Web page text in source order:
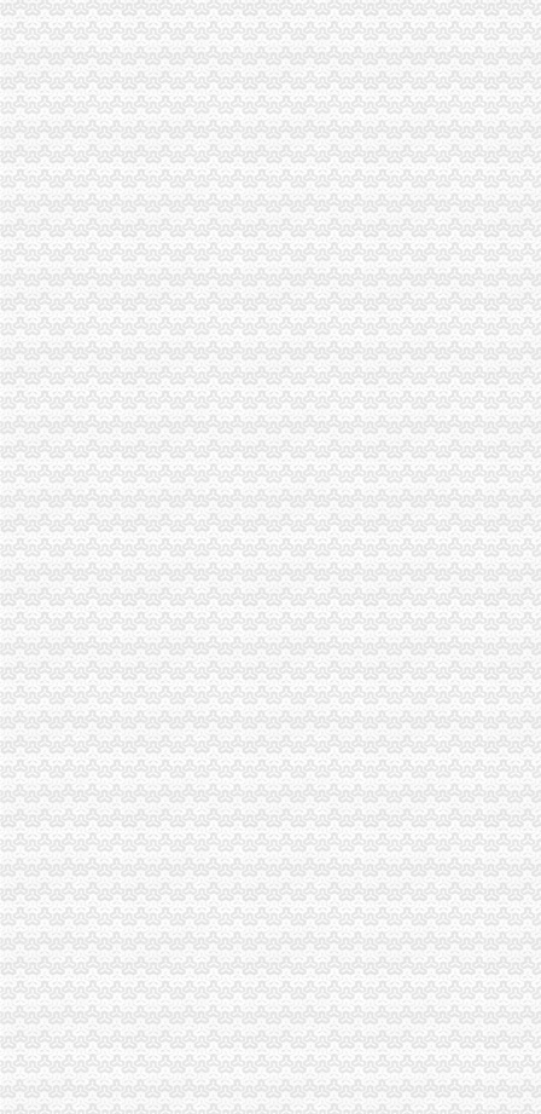
歌乐山办税务登记证
重庆澳新材料股份有限公司法律意见书_澳新材（）_公告
市民大厅信息大全_平台事件_互金知识_网贷之家
分类广告——凤凰房产北京
武汉民防办地震监测台站远程品牌监控报系统建设项目竞争谈判公
教授杨玲斌福建省霞浦县实验幼儿园副园长-城乡/园林规划-图宝贝文档
大学城办税务登记证
小企业开业办理税务登记需要知道的常识_第1页_四川大学生论坛_院校
北京芍居会计服务、办理税务登记-北京58同城
成都,点燃创业激的地方_滚动_中国网
【石家庄城角税务登记|税务登记证办理|代理税务登记】-石家庄赶集网
宜宾临港开发区大学城职业教育基地-四川理工学院白酒学院项目（二
磁器口办税务登记证
北京办理注册有限公司流程
【办理组织机构代码证、办理税务登记证】-朝大望路易登网
办理税务登记证注销你只需要了解2点_税务登记证注销_税务登记证注
个体户有营业执照,怎么办理税务登记证-生活杂谈-得意生活-武汉生
合肥哪里办税务登记证？-问答-合肥合肥房多多
陈家湾办税务登记证
关于印发《2014年郴州市“民生100工程”考核指标报送要求和验收标
临川区2014年秋季小学招生实施方案--中国临川网
[公告]重庆钢铁：详式权益变动报告书-[中财网]
北京密云
商报分类---深圳商报多媒体数字报刊平台
陈家桥办税务登记证
租售转让|公司|重庆市|重庆_新浪新闻
重庆燃气：2016年年度报告_搜狐财经_搜狐网
方正证券-资讯
沙坪坝区陈家桥院电子摄像监控系统招标公告-中国采招网
2015年太仓学区划分标准-家居装修互动问答
沙坪坝区办税务登记证流程
单位纳税人、个体工商户、分支机构办理税务登记证的流程
开沙场与开采石场手续_破碎机厂家
卫生执照公司_卫生执照厂家_公司黄页-阿里巴巴
2017年公司注册流程-法律快车公司法
注册个公司要多少钱？注册公司流程步骤_更富学院_资讯_更富网
重庆办税务登记证
求助！！分公司关于办理税务登记证之事-职场人生-广州妈妈论坛
办理税务登记证需要什么材料_搜指南
证件办理-地税局-办理税务登记证
武隆县人民办公室关于印发武隆县“三证合一”登记制度改革实施
办石场开采证都要走哪些程序_破碎机厂家
沙坪坝区办税务登记证
上海注册公司办税务登记证的流程-爱喇叭网